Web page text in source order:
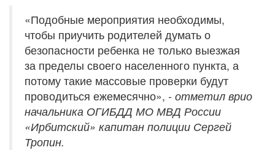
«Подобные мероприятия необходимы,
чтобы приучить родителей думать о
безопасности ребенка не только выезжая
за пределы своего населенного пункта, а
потому такие массовые проверки будут
проводиться ежемесячно», - отметил врио
начальника ОГИБДД МО МВД России
«Ирбитский» капитан полиции Сергей
Тропин.